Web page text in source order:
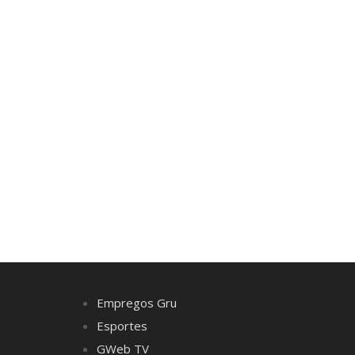
Empregos Gru
Esportes
GWeb TV